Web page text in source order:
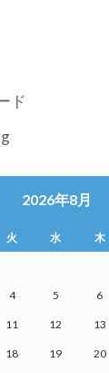
ド
2026年8月
火 水 木
4 5 6
11 12 13
18 19 20